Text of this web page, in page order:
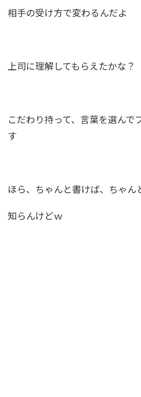
相手の受け方で変わるんだよ
上司に理解してもらえたかな？
こだわり持って、言葉を選んで
す
ほら、ちゃんと書けば、ちゃん
知らんけどｗ